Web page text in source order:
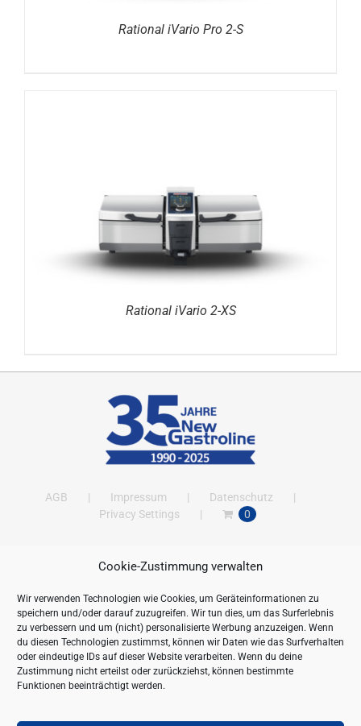
Cookie-Zustimmung verwalten
Wir verwenden Technologien wie Cookies, um Geräteinformationen zu
speichern und/oder darauf zuzugreifen. Wir tun dies, um das Surferlebnis
zu verbessern und um (nicht) personalisierte Werbung anzuzeigen. Wenn
du diesen Technologien zustimmst, können wir Daten wie das Surfverhalten
oder eindeutige IDs auf dieser Website verarbeiten. Wenn du deine
Zustimmung nicht erteilst oder zurückziehst, können bestimmte
Funktionen beeinträchtigt werden.
Rational iVario Pro 2-S
DETAILS
Rational iVario 2-XS
AGB Impressum
Datenschutz
Privacy Settings
0
ANSCHRIFT
New Gastroline GmbH
Barthestraße 115
18356 Barth
Deutschland/Germany
Öffnungszeiten:
Mo. - Fr. 09.00 bis 16.00 Uhr